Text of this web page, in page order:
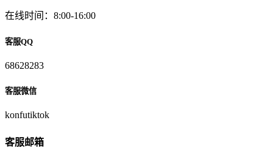
在线时间：8:00-16:00
客服QQ
68628283
客服微信
konfutiktok
客服邮箱